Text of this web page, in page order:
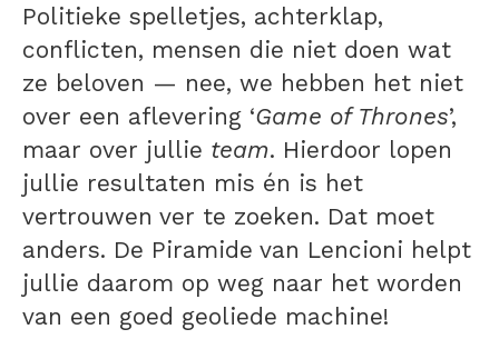
Politieke spelletjes, achterklap,
conflicten, mensen die niet doen wat
ze beloven — nee, we hebben het niet
over een aflevering ‘Game of Thrones’,
maar over jullie team. Hierdoor lopen
jullie resultaten mis én is het
vertrouwen ver te zoeken. Dat moet
anders. De Piramide van Lencioni helpt
jullie daarom op weg naar het worden
van een goed geoliede machine!